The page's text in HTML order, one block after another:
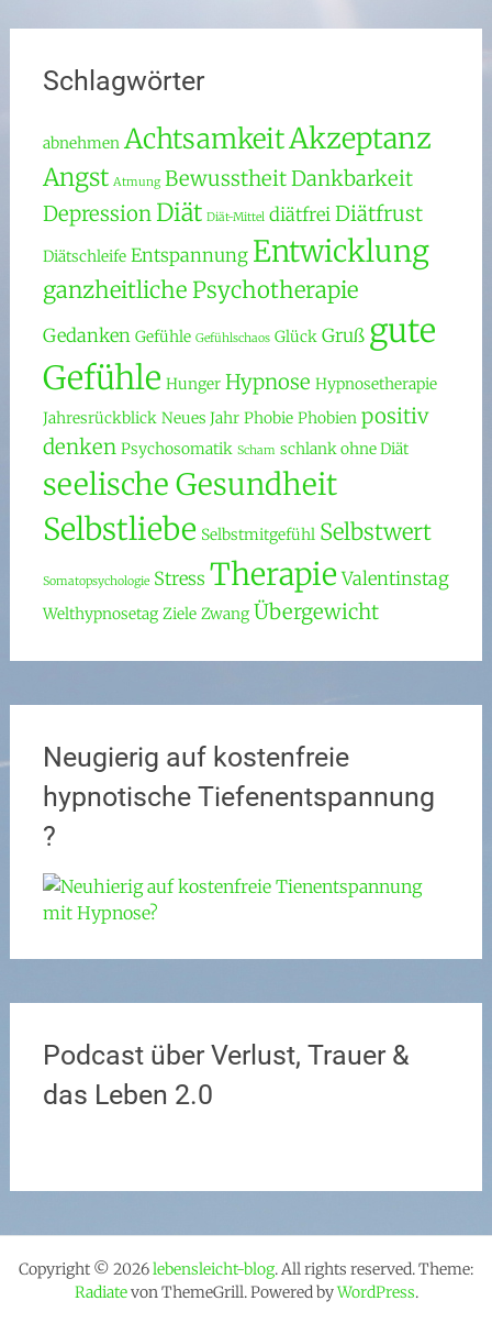
Schlagwörter
abnehmen AchtsamkeitAkzeptanz
Angst Atmung BewusstheitDankbarkeit
DepressionDiät Diät-Mittel diätfreiDiätfrust
Diätschleife Entspannung Entwicklung
ganzheitliche Psychotherapie
Gedanken Gefühle Gefühlschaos Glück Gruß gute
Gefühle Hunger Hypnose Hypnosetherapie
Jahresrückblick Neues Jahr Phobie Phobien positiv
denken Psychosomatik Scham schlank ohne Diät
seelische Gesundheit
Selbstliebe Selbstmitgefühl Selbstwert
Somatopsychologie Stress Therapie Valentinstag
Welthypnosetag Ziele Zwang Übergewicht
Neugierig auf kostenfreie
hypnotische Tiefenentspannung
?
Podcast über Verlust, Trauer &
das Leben 2.0
Copyright © 2026lebensleicht-blog. All rights reserved. Theme:
Radiatevon ThemeGrill. Powered byWordPress.